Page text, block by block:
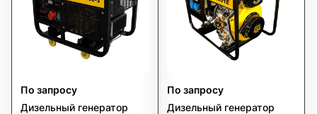
По запросу
Дизельный генератор
По запросу
Дизельный генератор